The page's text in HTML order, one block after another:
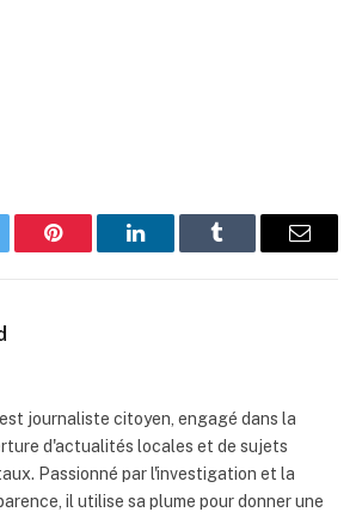
Pinterest LinkedInTumblr
E-
journaliste citoyen, engagé dans la
d'actualités locales et de sujets
Passionné par l'investigation et la
il utilise sa plume pour donner une